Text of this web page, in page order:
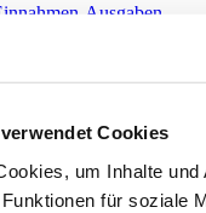
Cookies
um Inhalte und
für soziale
Ausgaben
2022 16:19
auf Übersichtsseite
25. Sep 2022 10:32